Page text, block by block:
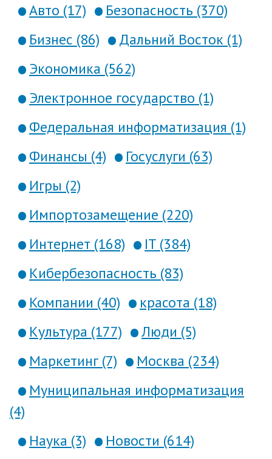
Авто (17)
Безопасность (370)
Бизнес (86)
Дальний Восток (1)
Экономика (562)
Электронное государство (1)
Федеральная информатизация (1)
Финансы (4)
Госуслуги (63)
Игры (2)
Импортозамещение (220)
Интернет (168)
IT (384)
Кибербезопасность (83)
Компании (40)
красота (18)
Культура (177)
Люди (5)
Маркетинг (7)
Москва (234)
Муниципальная информатизация
(4)
Наука (3)
Новости (614)